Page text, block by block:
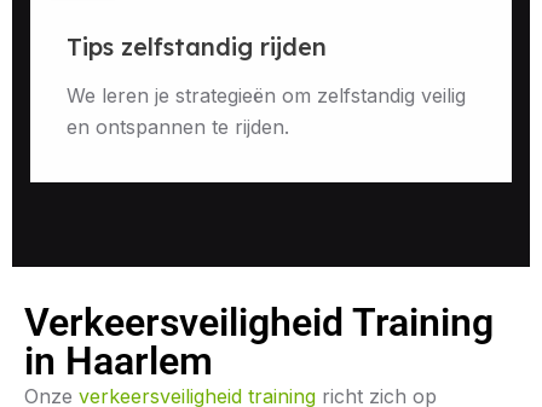
Tips zelfstandig rijden
We leren je strategieën om zelfstandig veilig
en ontspannen te rijden.
Verkeersveiligheid Training
in Haarlem
Onze verkeersveiligheid training richt zich op